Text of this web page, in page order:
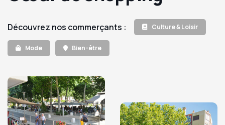
Découvrez nos commerçants : Culture & Loisir
Mode Bien-être